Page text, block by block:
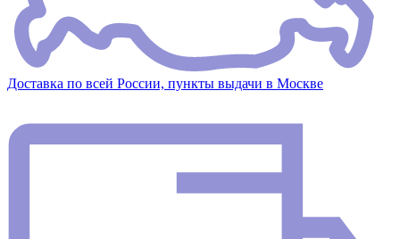
Доставка по всей России, пункты выдачи в Москве